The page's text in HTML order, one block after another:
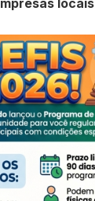
locais